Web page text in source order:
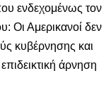
ενδεχομένως τον
Οι Αμερικανοί δεν
κυβέρνησης και
άρνηση